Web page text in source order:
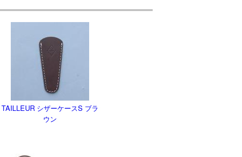
TAILLEUR シザーケースS ブラ
ウン